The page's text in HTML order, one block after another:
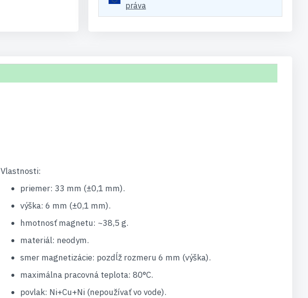
práva
Vlastnosti:
priemer: 33 mm (±0,1 mm).
výška: 6 mm (±0,1 mm).
hmotnosť magnetu: ~38,5 g.
materiál: neodym.
smer magnetizácie: pozdĺž rozmeru 6 mm (výška).
maximálna pracovná teplota: 80°C.
povlak: Ni+Cu+Ni (nepoužívať vo vode).